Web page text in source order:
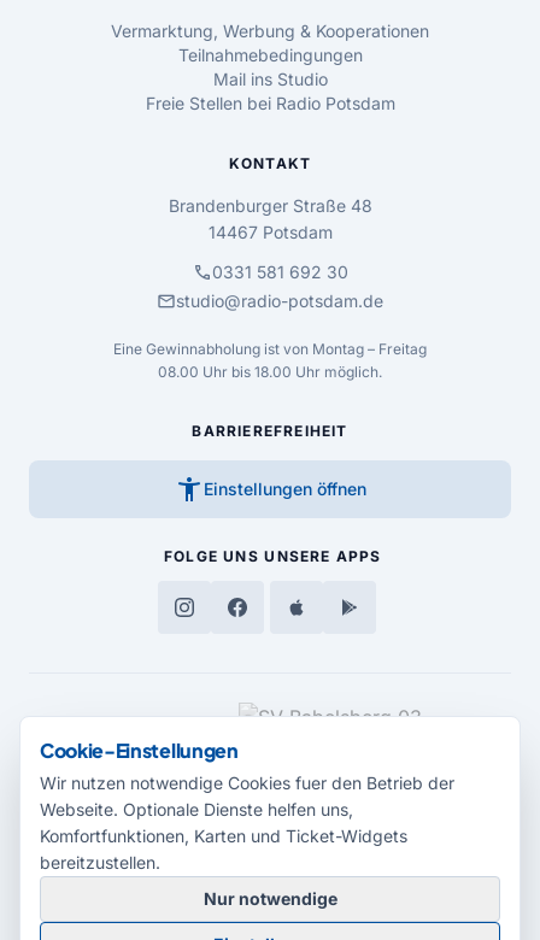
Vermarktung, Werbung & Kooperationen
Teilnahmebedingungen
Mail ins Studio
Freie Stellen bei Radio Potsdam
KONTAKT
Brandenburger Straße 48
14467 Potsdam
call0331 581 692 30
mailstudio@radio-potsdam.de
Eine Gewinnabholung ist von Montag – Freitag
08.00 Uhr bis 18.00 Uhr möglich.
BARRIEREFREIHEIT
accessibility_new Einstellungen öffnen
FOLGE UNS UNSERE APPS
MEDIENPARTNER
© 2026 Radio Potsdam. Webseite entwickelt durch dieMedienagentur
Cookie-Einstellungen
Wir nutzen notwendige Cookies fuer den Betrieb der
Webseite. Optionale Dienste helfen uns,
Komfortfunktionen, Karten und Ticket-Widgets
bereitzustellen.
Nur notwendige